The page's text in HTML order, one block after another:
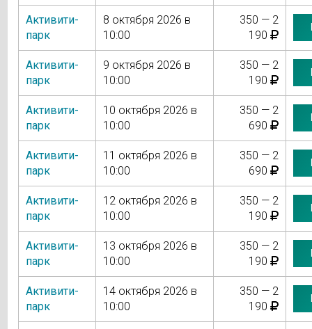
Активити-
парк
8 октября 2026 в
10:00
350 — 2
190
Активити-
парк
9 октября 2026 в
10:00
350 — 2
190
Активити-
парк
10 октября 2026 в
10:00
350 — 2
690
Активити-
парк
11 октября 2026 в
10:00
350 — 2
690
Активити-
парк
12 октября 2026 в
10:00
350 — 2
190
Активити-
парк
13 октября 2026 в
10:00
350 — 2
190
Активити-
парк
14 октября 2026 в
10:00
350 — 2
190